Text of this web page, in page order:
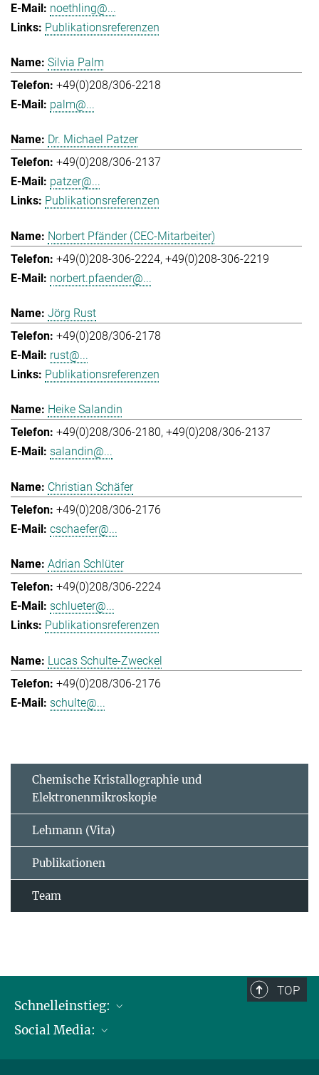
noethling@...
Publikationsreferenzen
Silvia Palm
+49(0)208/306-2218
palm@...
Dr. Michael Patzer
+49(0)208/306-2137
patzer@...
Publikationsreferenzen
Norbert Pfänder (CEC-Mitarbeiter)
+49(0)208-306-2224 +49(0)208-306-2219
norbert.pfaender@...
Jörg Rust
+49(0)208/306-2178
rust@...
Publikationsreferenzen
Heike Salandin
+49(0)208/306-2180 +49(0)208/306-2137
salandin@...
Christian Schäfer
+49(0)208/306-2176
cschaefer@...
Adrian Schlüter
+49(0)208/306-2224
schlueter@...
Publikationsreferenzen
Lucas Schulte-Zweckel
+49(0)208/306-2176
schulte@...
Chemische Kristallographie und
Elektronenmikroskopie
Lehmann (Vita)
Publikationen
Team
TOP
Schnelleinstieg:
Publikationen
Social Media: